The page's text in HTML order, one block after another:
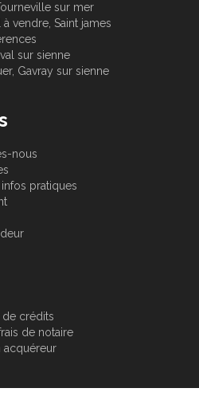
sur mer
vendre, Saint james
sur sienne
Gavray sur sienne
nous
pratiques
de crédits
de notaire
acquéreur